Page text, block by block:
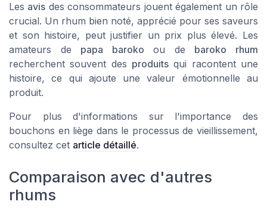
Les avis des consommateurs jouent également un rôle
crucial. Un rhum bien noté, apprécié pour ses saveurs
et son histoire, peut justifier un prix plus élevé. Les
amateurs de papa baroko ou de baroko rhum
recherchent souvent des produits qui racontent une
histoire, ce qui ajoute une valeur émotionnelle au
produit.
Pour plus d'informations sur l'importance des
bouchons en liège dans le processus de vieillissement,
consultez cet article détaillé.
Comparaison avec d'autres
rhums